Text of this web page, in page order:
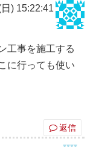
) 15:22:41
工事を施工する
に行っても使い
返信